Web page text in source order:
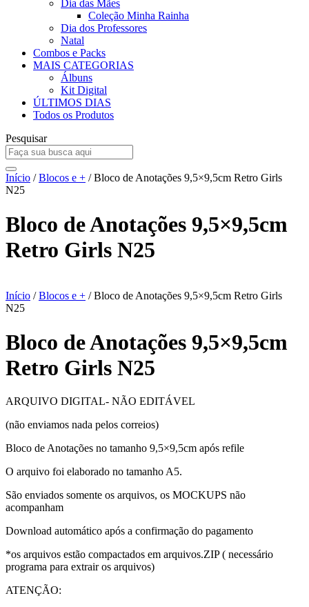
Dia das Mães
Coleção Minha Rainha
Dia dos Professores
Natal
Combos e Packs
MAIS CATEGORIAS
Álbuns
Kit Digital
ÚLTIMOS DIAS
Todos os Produtos
Pesquisar
Início /Blocos e + / Bloco de Anotações 9,5×9,5cm Retro Girls
N25
Bloco de Anotações 9,5×9,5cm
Retro Girls N25
Início /Blocos e + / Bloco de Anotações 9,5×9,5cm Retro Girls
N25
Bloco de Anotações 9,5×9,5cm
Retro Girls N25
ARQUIVO DIGITAL- NÃO EDITÁVEL
(não enviamos nada pelos correios)
Bloco de Anotações no tamanho 9,5×9,5cm após refile
O arquivo foi elaborado no tamanho A5.
São enviados somente os arquivos, os MOCKUPS não
acompanham
Download automático após a confirmação do pagamento
*os arquivos estão compactados em arquivos.ZIP ( necessário
programa para extrair os arquivos)
ATENÇÃO: